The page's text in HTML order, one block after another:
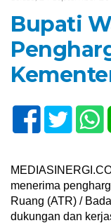
Bupati
menerima
Ruang (ATR) /
dukungan dan